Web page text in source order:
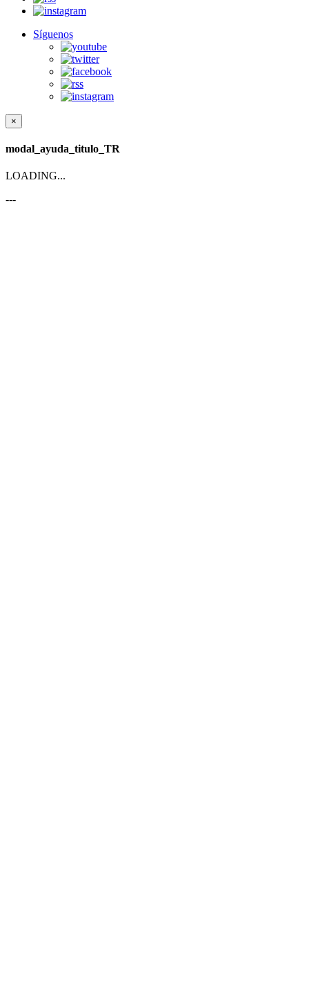
Síguenos
×
modal_ayuda_titulo_TR
LOADING...
---